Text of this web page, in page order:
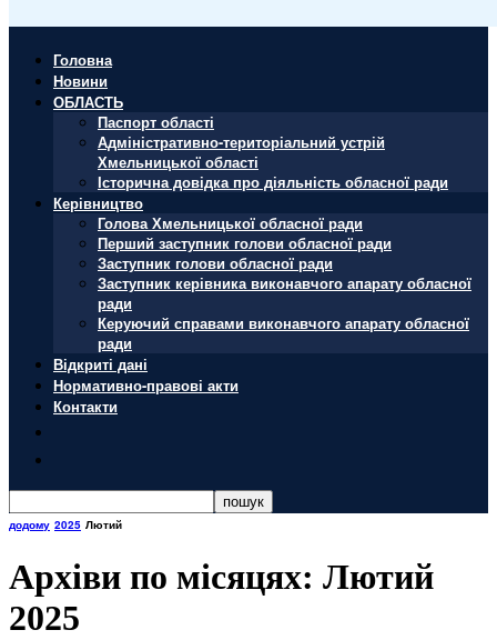
Головна
Новини
ОБЛАСТЬ
Паспорт області
Адміністративно-територіальний устрій
Хмельницької області
Історична довідка про діяльність обласної ради
Керівництво
Голова Хмельницької обласної ради
Перший заступник голови обласної ради
Заступник голови обласної ради
Заступник керівника виконавчого апарату обласної
ради
Керуючий справами виконавчого апарату обласної
ради
Відкриті дані
Нормативно-правові акти
Контакти
додому 2025 Лютий
Архіви по місяцях: Лютий
2025